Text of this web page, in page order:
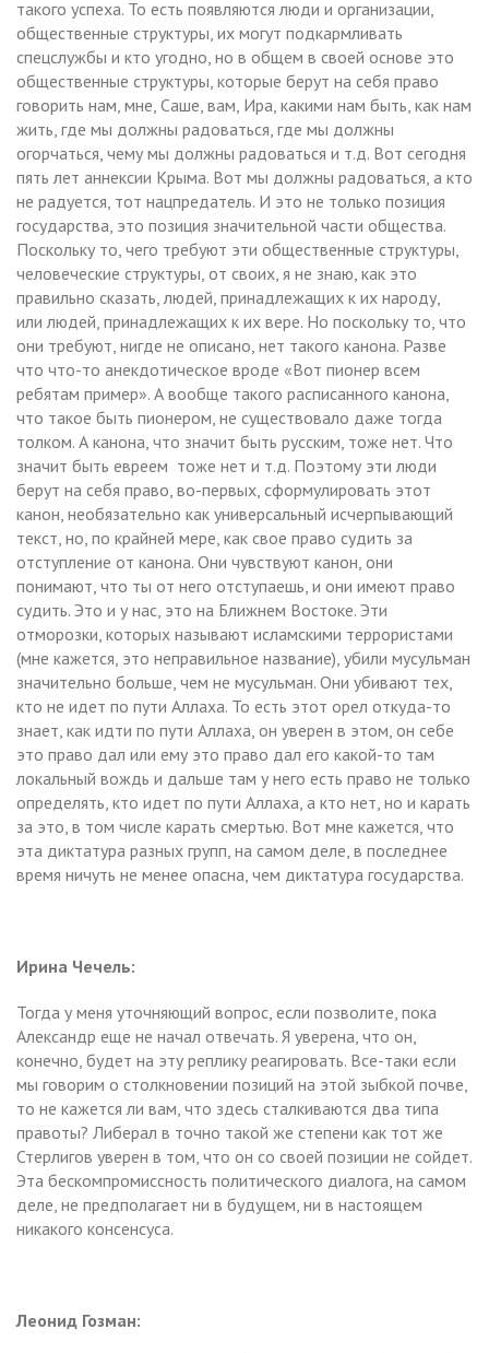
такого успеха. То есть появляются люди и организации,
общественные структуры, их могут подкармливать
спецслужбы и кто угодно, но в общем в своей основе это
общественные структуры, которые берут на себя право
говорить нам, мне, Саше, вам, Ира, какими нам быть, как нам
жить, где мы должны радоваться, где мы должны
огорчаться, чему мы должны радоваться и т.д. Вот сегодня
пять лет аннексии Крыма. Вот мы должны радоваться, а кто
не радуется, тот нацпредатель. И это не только позиция
государства, это позиция значительной части общества.
Поскольку то, чего требуют эти общественные структуры,
человеческие структуры, от своих, я не знаю, как это
правильно сказать, людей, принадлежащих к их народу,
или людей, принадлежащих к их вере. Но поскольку то, что
они требуют, нигде не описано, нет такого канона. Разве
что что-то анекдотическое вроде «Вот пионер всем
ребятам пример». А вообще такого расписанного канона,
что такое быть пионером, не существовало даже тогда
толком. А канона, что значит быть русским, тоже нет. Что
значит быть евреем тоже нет и т.д. Поэтому эти люди
берут на себя право, во-первых, сформулировать этот
канон, необязательно как универсальный исчерпывающий
текст, но, по крайней мере, как свое право судить за
отступление от канона. Они чувствуют канон, они
понимают, что ты от него отступаешь, и они имеют право
судить. Это и у нас, это на Ближнем Востоке. Эти
отморозки, которых называют исламскими террористами
(мне кажется, это неправильное название), убили мусульман
значительно больше, чем не мусульман. Они убивают тех,
кто не идет по пути Аллаха. То есть этот орел откуда-то
знает, как идти по пути Аллаха, он уверен в этом, он себе
это право дал или ему это право дал его какой-то там
локальный вождь и дальше там у него есть право не только
определять, кто идет по пути Аллаха, а кто нет, но и карать
за это, в том числе карать смертью. Вот мне кажется, что
эта диктатура разных групп, на самом деле, в последнее
время ничуть не менее опасна, чем диктатура государства.
Ирина Чечель:
Тогда у меня уточняющий вопрос, если позволите, пока
Александр еще не начал отвечать. Я уверена, что он,
конечно, будет на эту реплику реагировать. Все-таки если
мы говорим о столкновении позиций на этой зыбкой почве,
то не кажется ли вам, что здесь сталкиваются два типа
правоты? Либерал в точно такой же степени как тот же
Стерлигов уверен в том, что он со своей позиции не сойдет.
Эта бескомпромиссность политического диалога, на самом
деле, не предполагает ни в будущем, ни в настоящем
никакого консенсуса.
Леонид Гозман: